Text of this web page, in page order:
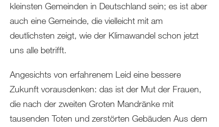
kleinsten Gemeinden in Deutschland sein; es ist aber
auch eine Gemeinde, die vielleicht mit am
deutlichsten zeigt, wie der Klimawandel schon jetzt
uns alle betrifft.
Angesichts von erfahrenem Leid eine bessere
Zukunft vorausdenken: das ist der Mut der Frauen,
die nach der zweiten Groten Mandränke mit
tausenden Toten und zerstörten Gebäuden Aus dem